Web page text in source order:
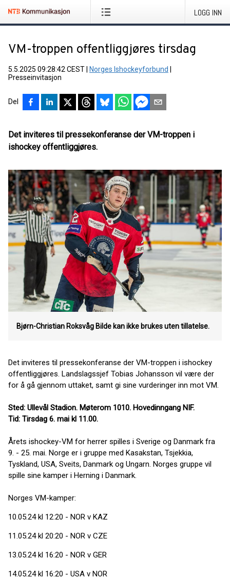
LOGG INN
VM-troppen offentliggjøres tirsdag
5.5.2025 09:28:42 CEST Norges Ishockeyforbund
Presseinvitasjon
Del
Det inviteres til pressekonferanse der VM-troppen i
ishockey offentliggjøres.
Bjørn-Christian Roksvåg Bilde kan ikke brukes uten tillatelse.
Det inviteres til pressekonferanse der VM-troppen i ishockey
offentliggjøres. Landslagssjef Tobias Johansson vil være der
for å gå gjennom uttaket, samt gi sine vurderinger inn mot VM.
Sted: Ullevål Stadion. Møterom 1010. Hovedinngang NIF.
Tid: Tirsdag 6. mai kl 11.00.
Årets ishockey-VM for herrer spilles i Sverige og Danmark fra
9. - 25. mai. Norge er i gruppe med Kasakstan, Tsjekkia,
Tyskland, USA, Sveits, Danmark og Ungarn. Norges gruppe vil
spille sine kamper i Herning i Danmark.
Norges VM-kamper:
10.05.24 kl 12:20 - NOR v KAZ
11.05.24 kl 20:20 - NOR v CZE
13.05.24 kl 16:20 - NOR v GER
14.05.24 kl 16:20 - USA v NOR